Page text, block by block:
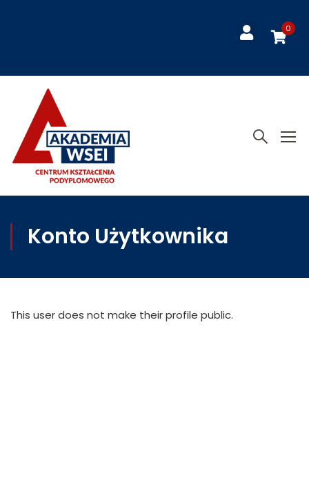
0
Konto Użytkownika
This user does not make their profile public.